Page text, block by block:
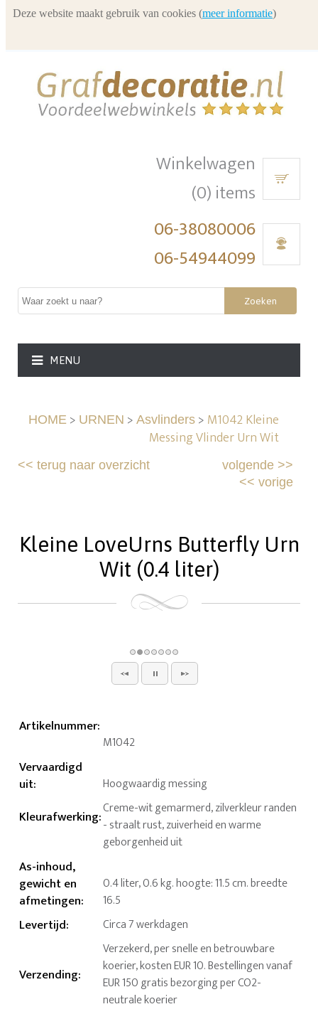
Winkelwagen
(0) items
06-38080006
06-54944099
Zoeken
MENU
HOME> URNEN > Asvlinders> M1042 Kleine
Messing Vlinder Urn Wit
<<terug naar overzicht volgende>>
<< vorige
Kleine LoveUrns Butterfly Urn
Wit (0.4 liter)
Artikelnummer:
M1042
Vervaardigd
uit: Hoogwaardig messing
Kleurafwerking:Creme-wit gemarmerd, zilverkleur randen
- straalt rust, zuiverheid en warme
geborgenheid uit
As-inhoud,
gewicht en
afmetingen:
0.4 liter, 0.6 kg. hoogte: 11.5 cm. breedte
16.5
Levertijd: Circa 7 werkdagen
Verzending:
Verzekerd, per snelle en betrouwbare
koerier, kosten EUR 10. Bestellingen vanaf
EUR 150 gratis bezorging per CO2-
neutrale koerier
Deze website maakt gebruik van cookies (meer informatie)